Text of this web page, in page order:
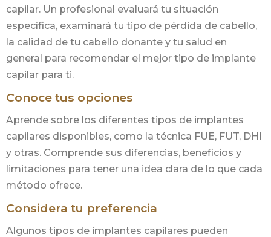
capilar. Un profesional evaluará tu situación
específica, examinará tu tipo de pérdida de cabello,
la calidad de tu cabello donante y tu salud en
general para recomendar el mejor tipo de implante
capilar para ti.
Conoce tus opciones
Aprende sobre los diferentes tipos de implantes
capilares disponibles, como la técnica FUE, FUT, DHI
y otras. Comprende sus diferencias, beneficios y
limitaciones para tener una idea clara de lo que cada
método ofrece.
Considera tu preferencia
Algunos tipos de implantes capilares pueden